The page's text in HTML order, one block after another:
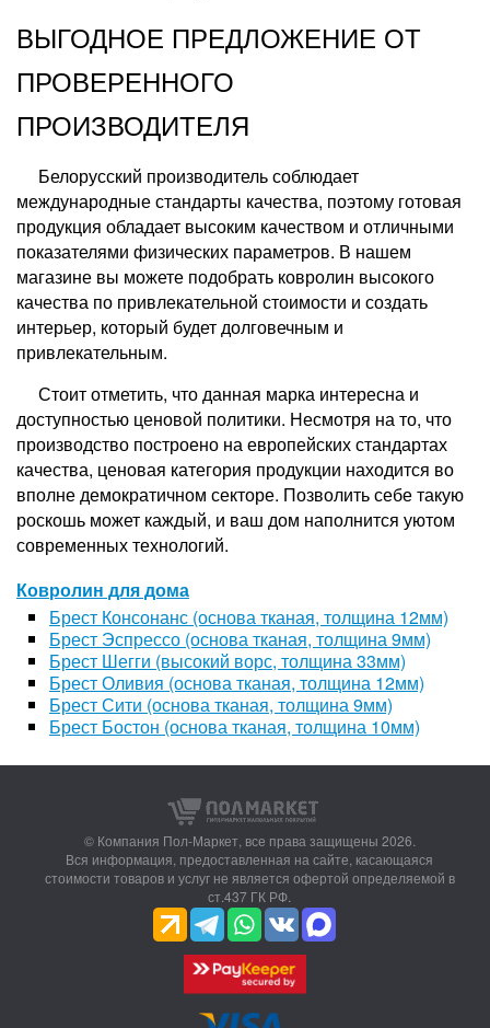
ВЫГОДНОЕ ПРЕДЛОЖЕНИЕ ОТ
ПРОВЕРЕННОГО
ПРОИЗВОДИТЕЛЯ
Белорусский производитель соблюдает
международные стандарты качества, поэтому готовая
продукция обладает высоким качеством и отличными
показателями физических параметров. В нашем
магазине вы можете подобрать ковролин высокого
качества по привлекательной стоимости и создать
интерьер, который будет долговечным и
привлекательным.
Стоит отметить, что данная марка интересна и
доступностью ценовой политики. Несмотря на то, что
производство построено на европейских стандартах
качества, ценовая категория продукции находится во
вполне демократичном секторе. Позволить себе такую
роскошь может каждый, и ваш дом наполнится уютом
современных технологий.
Ковролин для дома
Брест Консонанс (основа тканая, толщина 12мм)
Брест Эспрессо (основа тканая, толщина 9мм)
Брест Шегги (высокий ворс, толщина 33мм)
Брест Оливия (основа тканая, толщина 12мм)
Брест Сити (основа тканая, толщина 9мм)
Брест Бостон (основа тканая, толщина 10мм)
© Компания Пол-Маркет, все права защищены 2026.
Вся информация, предоставленная на сайте, касающаяся
стоимости товаров и услуг не является офертой определяемой в
ст.437 ГК РФ.